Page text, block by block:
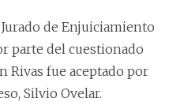
de Enjuiciamiento
parte del cuestionado
Rivas fue aceptado por
Silvio Ovelar.